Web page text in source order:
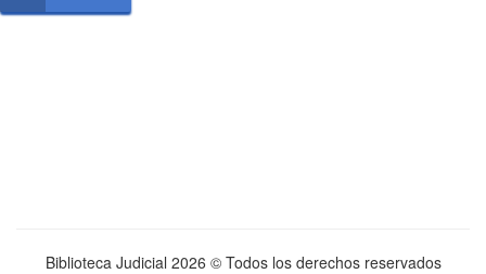
Biblioteca Judicial 2026 © Todos los derechos reservados